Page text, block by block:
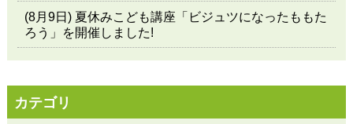
(8月9日) 夏休みこども講座「ビジュツになったももた
ろう」を開催しました!
カテゴリ